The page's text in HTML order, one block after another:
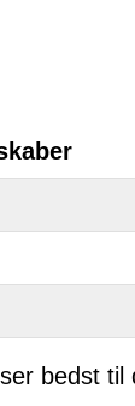
bedst